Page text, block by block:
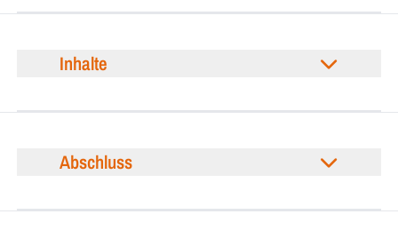
Inhalte
Abschluss